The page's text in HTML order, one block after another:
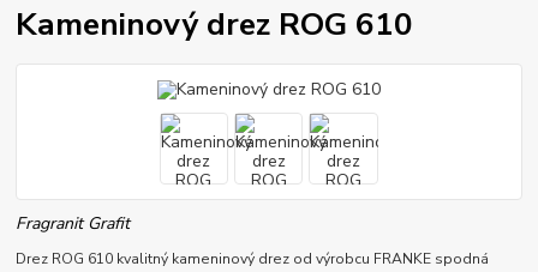
Kameninový drez ROG 610
Fragranit Grafit
Drez ROG 610 kvalitný kameninový drez od výrobcu FRANKE spodná